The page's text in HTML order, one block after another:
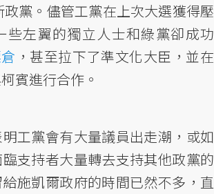
黨。儘管工黨在上次大選獲得壓
些左翼的獨立人士和綠黨卻成功
，甚至拉下了準文化大臣，並在
賓進行合作。
工黨會有大量議員出走潮，或如
支持者大量轉去支持其他政黨的
施凱爾政府的時間已然不多，直